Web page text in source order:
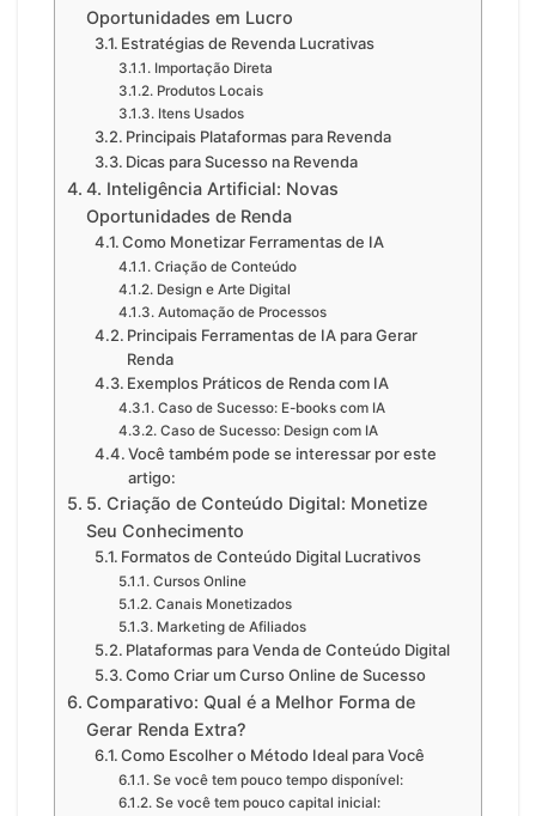
Oportunidades em Lucro
Estratégias de Revenda Lucrativas
Importação Direta
Produtos Locais
Itens Usados
Principais Plataformas para Revenda
Dicas para Sucesso na Revenda
4. Inteligência Artificial: Novas
Oportunidades de Renda
Como Monetizar Ferramentas de IA
Criação de Conteúdo
Design e Arte Digital
Automação de Processos
Principais Ferramentas de IA para Gerar
Renda
Exemplos Práticos de Renda com IA
Caso de Sucesso: E-books com IA
Caso de Sucesso: Design com IA
Você também pode se interessar por este
artigo:
5. Criação de Conteúdo Digital: Monetize
Seu Conhecimento
Formatos de Conteúdo Digital Lucrativos
Cursos Online
Canais Monetizados
Marketing de Afiliados
Plataformas para Venda de Conteúdo Digital
Como Criar um Curso Online de Sucesso
Comparativo: Qual é a Melhor Forma de
Gerar Renda Extra?
Como Escolher o Método Ideal para Você
Se você tem pouco tempo disponível:
Se você tem pouco capital inicial: